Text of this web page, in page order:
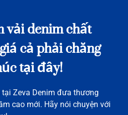
denim chất
cả phải chăng
tại đây!
tại Zeva Denim đưa thương
cao mới. Hãy nói chuyện với